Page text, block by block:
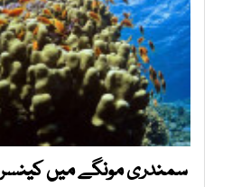
سمندری مونگے میں